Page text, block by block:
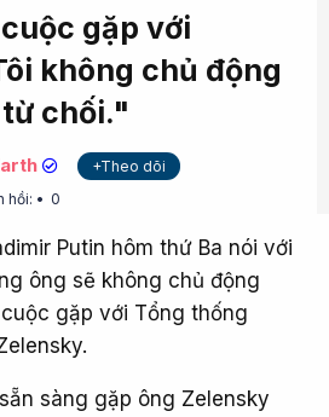
gặp với
không chủ động
chối."
+Theo dõi
hồi: 0
Putin hôm thứ Ba nói với
ông sẽ không chủ động
gặp với Tổng thống
sàng gặp ông Zelensky